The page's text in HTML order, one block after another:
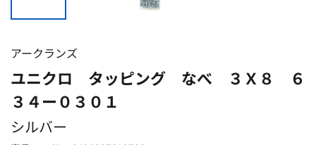
アークランズ
ユニクロ タッピング なべ ３Ｘ８ ６
３４ー０３０１
シルバー